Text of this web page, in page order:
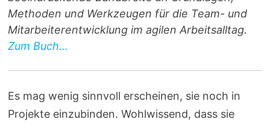
Methoden und Werkzeugen für die Team- und
Mitarbeiterentwicklung im agilen Arbeitsalltag.
Zum Buch...
Es mag wenig sinnvoll erscheinen, sie noch in
Projekte einzubinden. Wohlwissend, dass sie